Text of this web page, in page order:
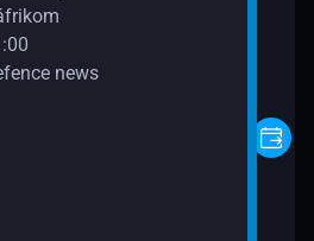
news